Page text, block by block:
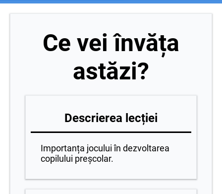
Ce vei învăța
astăzi?
Descrierea lecției
Importanța jocului în dezvoltarea
copilului preșcolar.